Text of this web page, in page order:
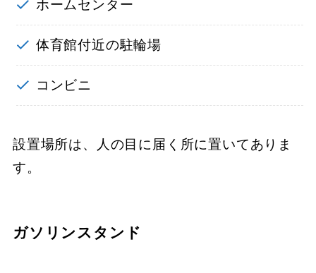
ホームセンター
体育館付近の駐輪場
コンビニ
設置場所は、人の目に届く所に置いてありま
す。
ガソリンスタンド